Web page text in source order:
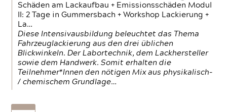
Schäden am Lackaufbau + Emissionsschäden Modul
II: 2 Tage in Gummersbach + Workshop Lackierung +
La…
Diese Intensivausbildung beleuchtet das Thema
Fahrzeuglackierung aus den drei üblichen
Blickwinkeln. Der Labortechnik, dem Lackhersteller
sowie dem Handwerk. Somit erhalten die
Teilnehmer*Innen den nötigen Mix aus physikalisch-
/ chemischem Grundlage…